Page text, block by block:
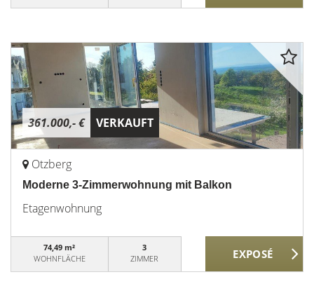
361.000,- € VERKAUFT
Otzberg
Moderne 3-Zimmerwohnung mit Balkon
Etagenwohnung
74,49 m²
WOHNFLÄCHE
3
ZIMMER